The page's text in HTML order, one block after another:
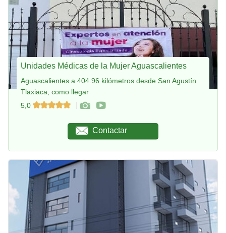
Unidades Médicas de la Mujer Aguascalientes
Aguascalientes a 404.96 kilómetros desde San Agustín
Tlaxiaca, como llegar
5,0
Contactar